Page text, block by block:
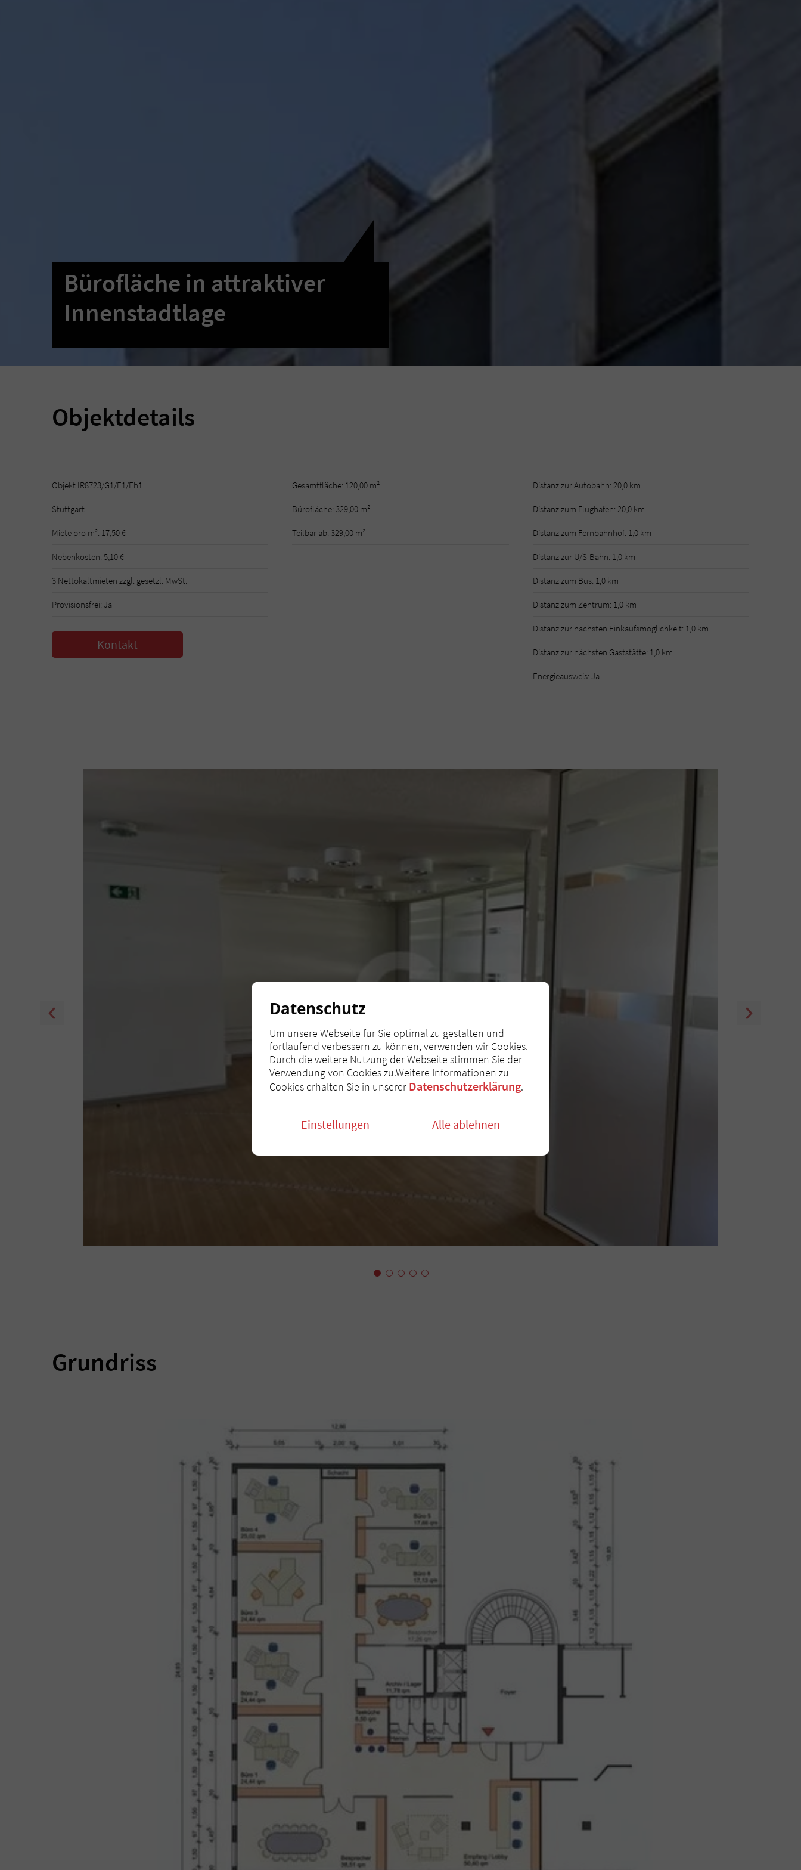
Bürofläche in attraktiver
Innenstadtlage
Objektdetails
Objekt IR8723/G1/E1/Eh1
Stuttgart
Miete pro m²: 17,50 €
Nebenkosten: 5,10 €
3 Nettokaltmieten zzgl. gesetzl. MwSt.
Provisionsfrei: Ja
Kontakt
Gesamtfläche: 120,00 m²
Bürofläche: 329,00 m²
Teilbar ab: 329,00 m²
Distanz zur Autobahn: 20,0 km
Distanz zum Flughafen: 20,0 km
Distanz zum Fernbahnhof: 1,0 km
Distanz zur U/S-Bahn: 1,0 km
Distanz zum Bus: 1,0 km
Distanz zum Zentrum: 1,0 km
Distanz zur nächsten Einkaufsmöglichkeit: 1,0 km
Distanz zur nächsten Gaststätte: 1,0 km
Energieausweis: Ja
Grundriss
Datenschutz
Um unsere Webseite für Sie optimal zu gestalten und
fortlaufend verbessern zu können, verwenden wir Cookies.
Durch die weitere Nutzung der Webseite stimmen Sie der
Verwendung von Cookies zu.Weitere Informationen zu
Cookies erhalten Sie in unserer Datenschutzerklärung.
Einstellungen Alle ablehnen